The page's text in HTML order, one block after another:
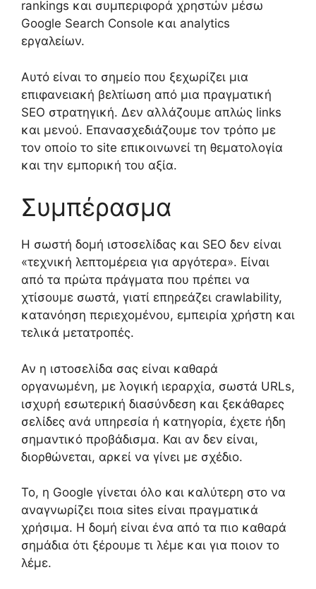
rankings και συμπεριφορά χρηστών μέσω
Google Search Console και analytics
εργαλείων.
Αυτό είναι το σημείο που ξεχωρίζει μια
επιφανειακή βελτίωση από μια πραγματική
SEO στρατηγική. Δεν αλλάζουμε απλώς links
και μενού. Επανασχεδιάζουμε τον τρόπο με
τον οποίο το site επικοινωνεί τη θεματολογία
και την εμπορική του αξία.
Συμπέρασμα
Η σωστή δομή ιστοσελίδας και SEO δεν είναι
«τεχνική λεπτομέρεια για αργότερα». Είναι
από τα πρώτα πράγματα που πρέπει να
χτίσουμε σωστά, γιατί επηρεάζει crawlability,
κατανόηση περιεχομένου, εμπειρία χρήστη και
τελικά μετατροπές.
Αν η ιστοσελίδα σας είναι καθαρά
οργανωμένη, με λογική ιεραρχία, σωστά URLs,
ισχυρή εσωτερική διασύνδεση και ξεκάθαρες
σελίδες ανά υπηρεσία ή κατηγορία, έχετε ήδη
σημαντικό προβάδισμα. Και αν δεν είναι,
διορθώνεται, αρκεί να γίνει με σχέδιο.
Το, η Google γίνεται όλο και καλύτερη στο να
αναγνωρίζει ποια sites είναι πραγματικά
χρήσιμα. Η δομή είναι ένα από τα πιο καθαρά
σημάδια ότι ξέρουμε τι λέμε και για ποιον το
λέμε.